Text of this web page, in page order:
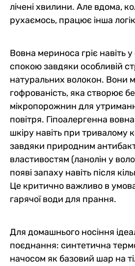
лічені хвилини. Але вдома,
рухаємось, працює інша
Вовна мериноса гріє навіть у
спокою завдяки особливій
натуральних волокон. Вони
гофрованість, яка створює
мікропорожнин для
повітря. Гіпоалергенна
шкіру навіть при тривалому
завдяки природним
властивостям (ланолін у
появі запаху навіть після
Це критично важливо в
гарячої води для прання.
Для домашнього носіння
поєднання: синтетична
начосом як базовий шар на